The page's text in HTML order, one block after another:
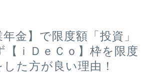
金】で限度額「投資」
【ｉＤｅＣｏ】枠を限度
た方が良い理由！